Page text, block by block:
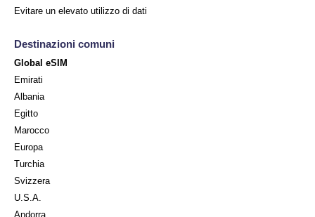
Evitare un elevato utilizzo di dati
Destinazioni comuni
Global eSIM
Emirati
Albania
Egitto
Marocco
Europa
Turchia
Svizzera
U.S.A.
Andorra